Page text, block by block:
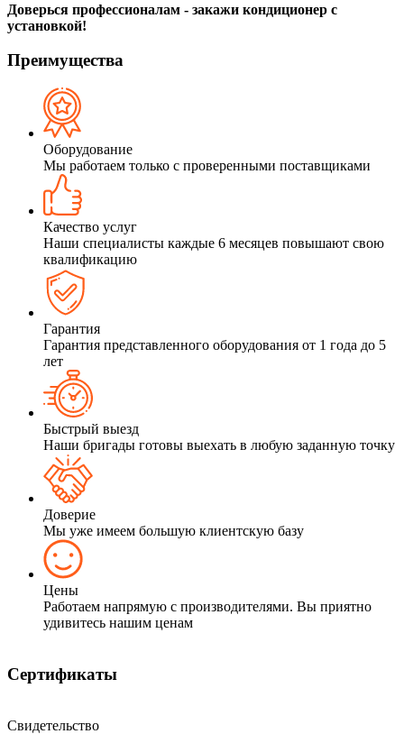
Доверься профессионалам - закажи кондиционер с
установкой!
Преимущества
Оборудование
Мы работаем только с проверенными поставщиками
Качество услуг
Наши специалисты каждые 6 месяцев повышают свою
квалификацию
Гарантия
Гарантия представленного оборудования от 1 года до 5
лет
Быстрый выезд
Наши бригады готовы выехать в любую заданную точку
Доверие
Мы уже имеем большую клиентскую базу
Цены
Работаем напрямую с производителями. Вы приятно
удивитесь нашим ценам
Сертификаты
Свидетельство